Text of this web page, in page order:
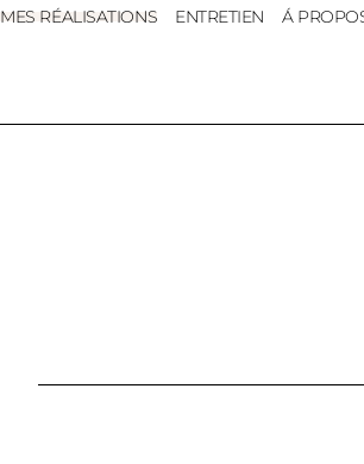
MES RÉALISATIONS ENTRETIEN Á